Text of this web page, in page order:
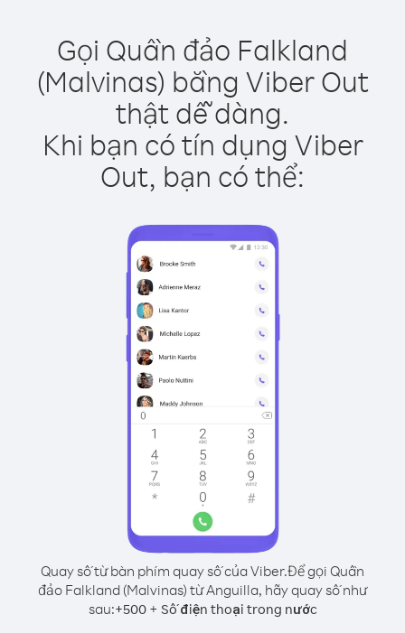
Gọi Quần đảo Falkland
(Malvinas) bằng Viber Out
thật dễ dàng.
Khi bạn có tín dụng Viber
Out, bạn có thể:
Quay số từ bàn phím quay số của Viber.Để gọi Quần
đảo Falkland (Malvinas) từ Anguilla, hãy quay số như
sau:+500+ Số điện thoại trong nước